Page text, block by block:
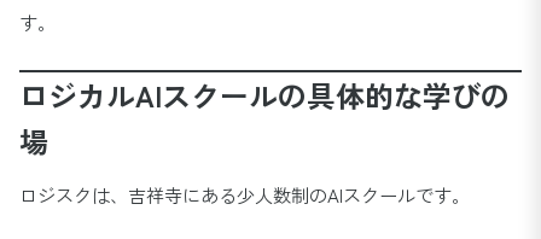
す。
ロジカルAIスクールの具体的な学びの
場
ロジスクは、吉祥寺にある少人数制のAIスクールです。